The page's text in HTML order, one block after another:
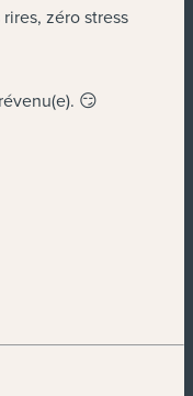
zéro stress
😏